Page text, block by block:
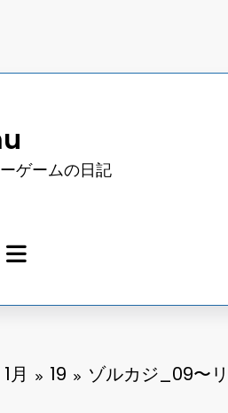
ゲームの日記
1月 19 ゾルカジ_09〜